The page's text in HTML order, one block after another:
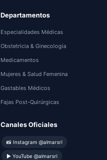
Departamentos
Especialidades Médicas
Obstetricia & Ginecología
Medicamentos
Mujeres & Salud Femenina
Gastables Médicos
Fajas Post-Quirúrgicas
Canales Oficiales
📸 Instagram @almarsrl
▶ YouTube @almarsrl